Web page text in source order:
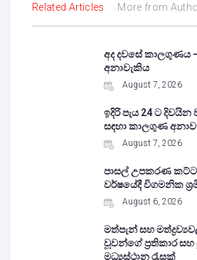
Related Articles More from
අද දවසේ
අනාවැකිය
August 7, 2026
ඉදිරි පැය 24 ට දිවයින
සඳහා කාලගුණ
August 7, 2026
පාසල් උපකරණ
වර්ෂයේදී විගමනික
August 6, 2026
මත්පැන් සහ
වූවන්ගේ ප්‍රතිකාර
මධ්‍යස්ථාන රැසක්